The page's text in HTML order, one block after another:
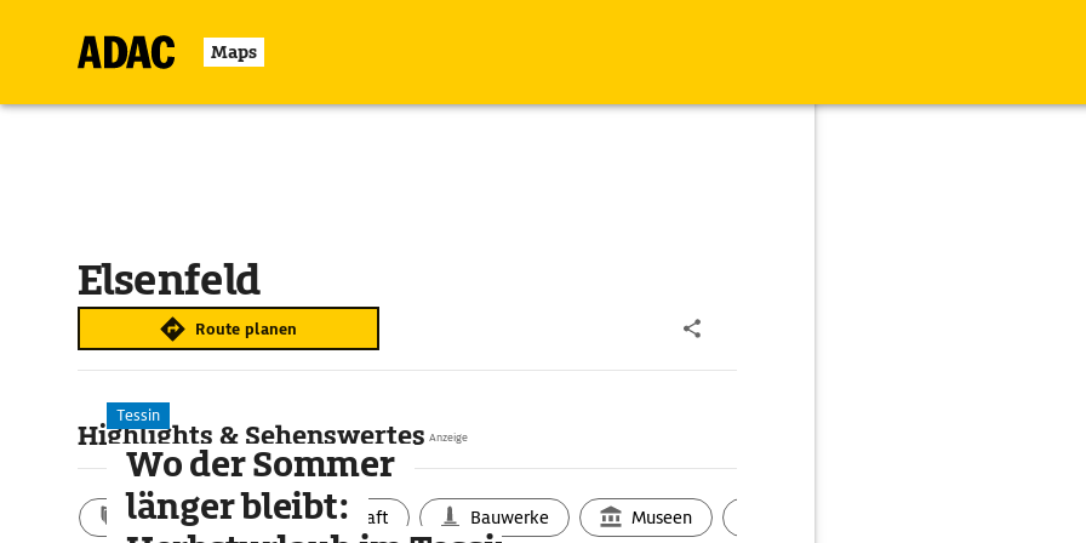
Maps
Elsenfeld
Route planen
Highlights & Sehenswertes
Aktivitäten Landschaft Bauwerke Museen
Anzeige
Tessin
Wo der Sommer
länger bleibt: